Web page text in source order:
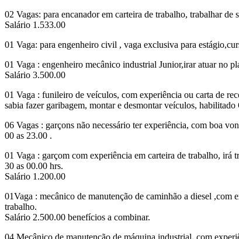
02 Vagas: para encanador em carteira de trabalho, trabalhar de
Salário 1.533.00
01 Vaga: para engenheiro civil , vaga exclusiva para
01 Vaga : engenheiro mecânico industrial Junior,irar atuar no
Salário 3.500.00
01 Vaga : funileiro de veículos, com experiência ou carta de
sabia fazer garibagem, montar e desmontar veículos,
06 Vagas : garçons não necessário ter experiência, com boa
00 as 23.00 .
01 Vaga : garçom com experiência em carteira de trabalho, irá
30 as 00.00 hrs.
Salário 1.200.00
01Vaga : mecânico de manutenção de caminhão a diesel
trabalho.
Salário 2.500.00 benefícios a combinar.
04 Mecânico de manutenção de máquina industrial, com